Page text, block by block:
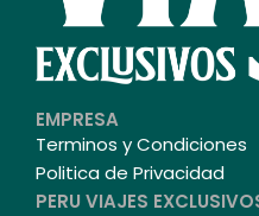
EMPRESA
Terminos y Condiciones
Politica de Privacidad
PERU VIAJES